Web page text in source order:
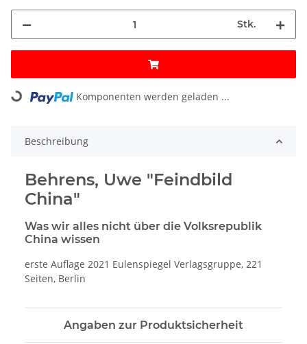
Stk.
Loading... Komponenten werden geladen ...
Beschreibung
Behrens, Uwe "Feindbild
China"
Was wir alles nicht über die Volksrepublik
China wissen
erste Auflage 2021 Eulenspiegel Verlagsgruppe, 221
Seiten, Berlin
Angaben zur Produktsicherheit